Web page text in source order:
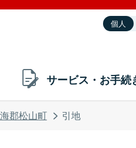
個人
サービス・お手続
郡松山町 引地